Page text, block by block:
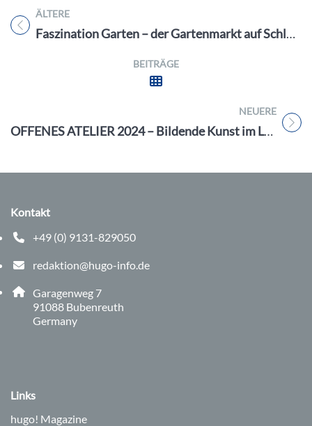
ÄLTERE
Titel für Beitrag
Faszination Garten – der Gartenmarkt auf Schloss Weingartsgreuth vom 24. – 26. Mai 24 in Wachenroth
BEITRÄGE
NEUERE
Titel für Beitrag
OFFENES ATELIER 2024 – Bildende Kunst im Landkreis Forchheim
Kontakt
+49 (0) 9131-829050
Telefonnummer: 0 9 1 3 1 8 2 9 0 5 0
redaktion@hugo-info.de
E-Mail Adresse: redaktion@hugo-info.de
Adresse:
Garagenweg 7
91088 , 9 1 0 8 8
Bubenreuth
Germany
Links
hugo! Magazine